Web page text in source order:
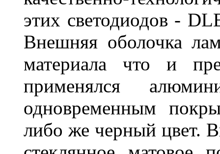
этих светодиодов -
Внешняя оболочка
материала что и
применялся
одновременным
либо же черный цвет.